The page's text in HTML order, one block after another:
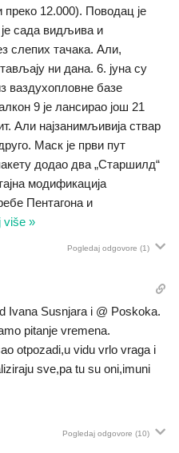
12.000). Поводац је
сада видљива и
слепих тачака. Али,
ни дана. 6. јуна су
ваздухопловне базе
9 је лансирао још 21
Али најзанимљивија ствар
Маск је први пут
додао два „Старшилд“
модификација
Пентагона и
više »
Pogledaj odgovore (1)
Ivana Susnjara i @ Poskoka.
pitanje vremena.
otpozadi,u vidu vrlo vraga i
sve,pa tu su oni,imuni
Pogledaj odgovore (10)